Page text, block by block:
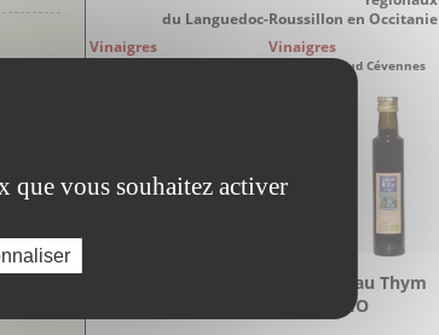
au
du Languedoc-Roussillon en Occitanie
Vinaigres
Vinaigres
Aigre-Doux Sud Cévennes
Vinaigre au Thym
BIO
que vous souhaitez activer